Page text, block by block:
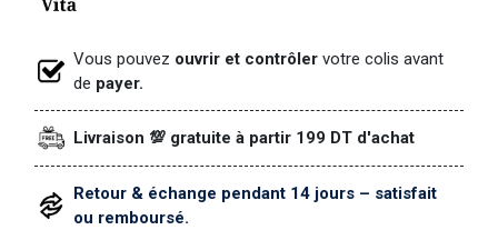
Vous pouvez ouvrir et contrôler votre colis avant
de payer.
Livraison 💯 gratuite à partir 199 DT d'achat
Retour & échange pendant 14 jours – satisfait
ou remboursé.